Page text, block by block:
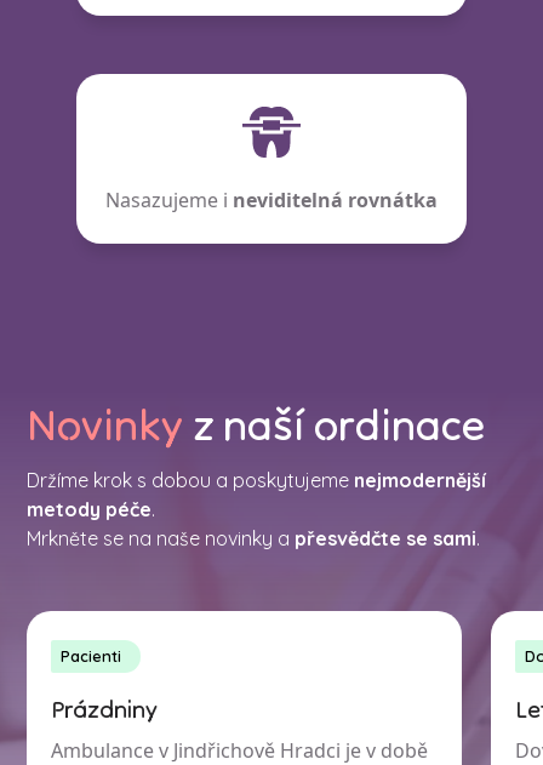
Nasazujeme i neviditelná rovnátka
Novinky z naší ordinace
Držíme krok s dobou a poskytujeme nejmodernější
metody péče.
Mrkněte se na naše novinky a přesvědčte se sami.
Pacienti
Prázdniny
Ambulance v Jindřichově Hradci je v době